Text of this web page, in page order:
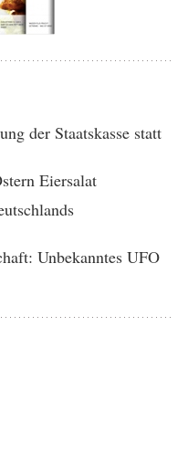
der Staatskasse statt
Eiersalat
Unbekanntes UFO